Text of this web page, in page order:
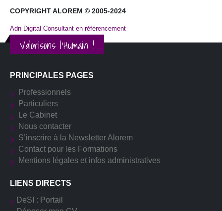
COPYRIGHT ALOREM © 2005-2024
Adn Digital Consultant en référencement
Valorisons l'Humain !
PRINCIPALES PAGES
Professionnels
Particuliers
Le Cabinet
Nous contacter
S’inscrire à la Newsletter Alorem
Contact pour les Formations
Mentions légales et infos administratives
LIENS DIRECTS
DeSI : Portail